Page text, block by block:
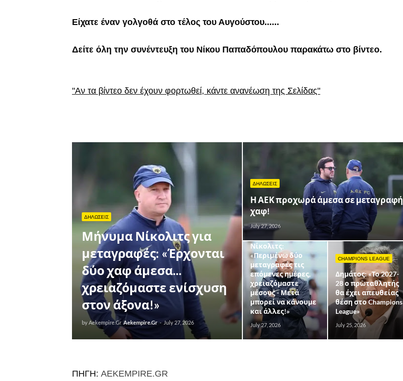
Είχατε έναν γολγοθά στο τέλος του Αυγούστου......
Δείτε όλη την συνέντευξη του Νίκου Παπαδόπουλου παρακάτω στο βίντεο.
"Αν τα βίντεο δεν έχουν φορτωθεί, κάντε ανανέωση της Σελίδας"
ΔΗΛΩΣΕΙΣ
Μήνυμα Νίκολιτς για
μεταγραφές: «Έρχονται
δύο χαφ άμεσα...
χρειαζόμαστε ενίσχυση
στον άξονα!»
by Aekempire.Gr Aekempire.Gr - July 27, 2026
ΔΗΛΩΣΕΙΣ
Η ΑΕΚ προχωρά άμεσα σε μεταγραφή
χαφ!
July 27, 2026
Νίκολιτς:
«Περιμένω δύο
μεταγραφές τις
επόμενες ημέρες,
χρειαζόμαστε
μέσους - Μετά
μπορεί να κάνουμε
και άλλες!»
July 27, 2026
CHAMPIONS LEAGUE
Δημάτος: «Το 2027-
28 ο πρωταθλητής
θα έχει απευθείας
θέση στο Champions
League»
July 25, 2026
ΠΗΓΗ: AEKEMPIRE.GR